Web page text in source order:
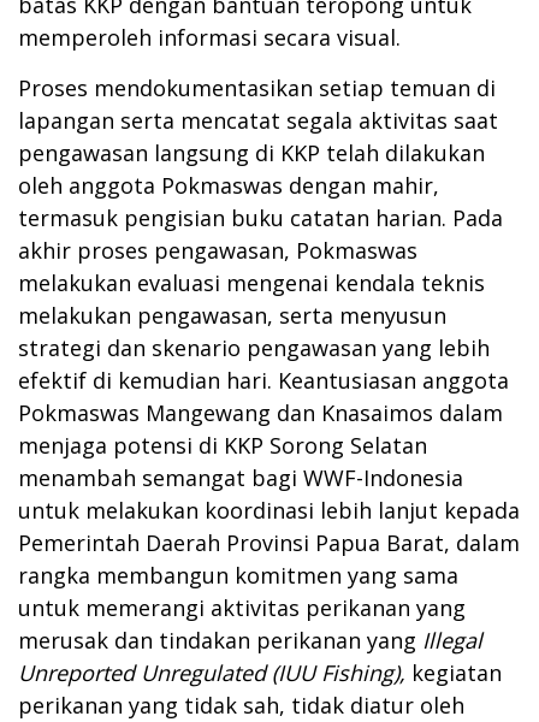
memperoleh informasi secara visual.
Proses mendokumentasikan setiap temuan di
lapangan serta mencatat segala aktivitas saat
pengawasan langsung di KKP telah dilakukan
oleh anggota Pokmaswas dengan mahir,
termasuk pengisian buku catatan harian. Pada
akhir proses pengawasan, Pokmaswas
melakukan evaluasi mengenai kendala teknis
melakukan pengawasan, serta menyusun
strategi dan skenario pengawasan yang lebih
efektif di kemudian hari. Keantusiasan anggota
Pokmaswas Mangewang dan Knasaimos dalam
menjaga potensi di KKP Sorong Selatan
menambah semangat bagi WWF-Indonesia
untuk melakukan koordinasi lebih lanjut kepada
Pemerintah Daerah Provinsi Papua Barat, dalam
rangka membangun komitmen yang sama
untuk memerangi aktivitas perikanan yang
merusak dan tindakan perikanan yang Illegal
Unreported Unregulated (IUU Fishing), kegiatan
perikanan yang tidak sah, tidak diatur oleh